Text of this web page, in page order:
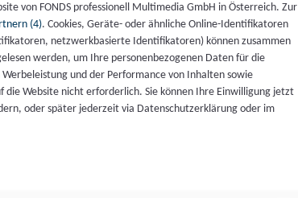
von FONDS professionell Multimedia GmbH in Österreich. Zur
(4). Cookies, Geräte- oder ähnliche Online-Identifikatoren
netzwerkbasierte Identifikatoren) können zusammen
werden, um Ihre personenbezogenen Daten für die
und der Performance von Inhalten sowie
Website nicht erforderlich. Sie können Ihre Einwilligung jetzt
oder später jederzeit via Datenschutzerklärung oder im